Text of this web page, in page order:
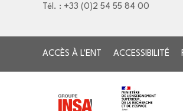
Tél. : +33 (0)2 54 55 84 00
ACCÈS À L'ENT ACCESSIBILITÉ